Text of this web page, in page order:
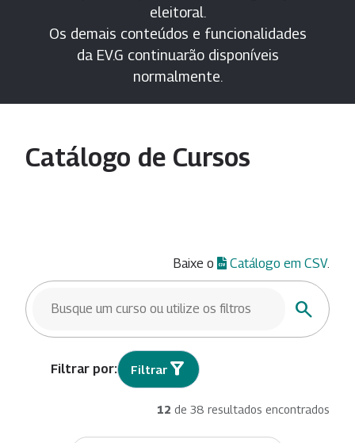
eleitoral.
Os demais conteúdos e funcionalidades
da EV.G continuarão disponíveis
normalmente.
Catálogo de Cursos
Baixe o Catálogo em CSV.
BUSCAR CURSOS
Buscar
Filtrar
12 de 38 resultados encontrados